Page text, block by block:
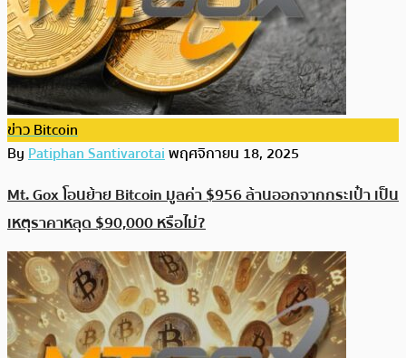
ข่าว Bitcoin
ByPatiphan Santivarotaiพฤศจิกายน 18, 2025
Mt. Gox โอนย้าย Bitcoin มูลค่า $956 ล้านออกจากกระเป๋า เป็น
เหตุราคาหลุด $90,000 หรือไม่?